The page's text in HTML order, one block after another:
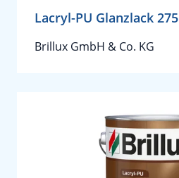
Lacryl-PU Glanzlack 275
Brillux GmbH & Co. KG